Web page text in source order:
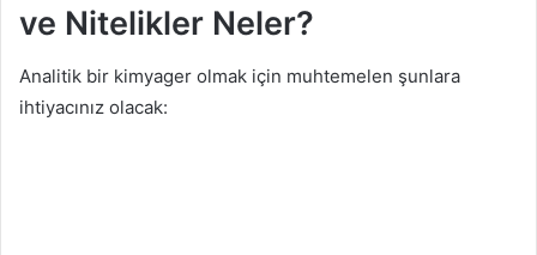
ve Nitelikler Neler?
Analitik bir kimyager olmak için muhtemelen şunlara
ihtiyacınız olacak: